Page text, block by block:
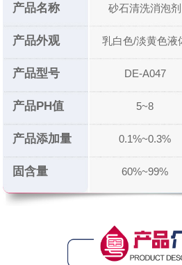
产品名称
产品外观
产品型号
产品PH值
产品添加量
固含量
砂石清洗消泡剂
乳白色/淡黄色液
DE-A047
5~8
0.1%~0.3%
60%~99%